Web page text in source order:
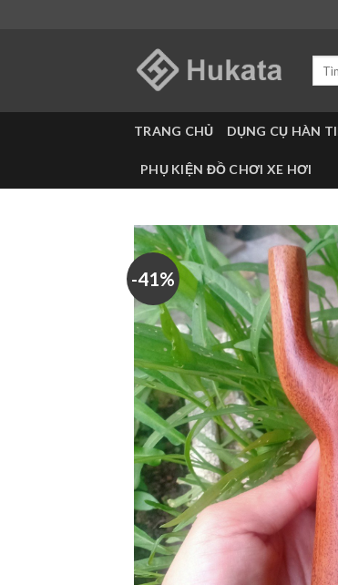
TRANG CHỦ DỤNG CỤ HÀN
PHỤ KIỆN ĐỒ CHƠI XE HƠI
-41%